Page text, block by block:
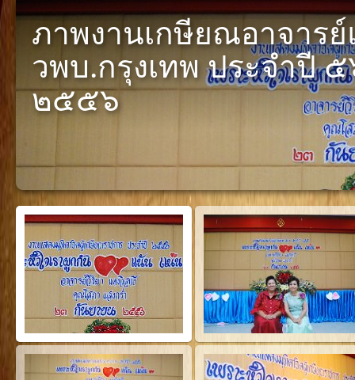
ภาพงานเกษียณอาจาร
วพบ.กรุงเทพ ประจำปี
๒๕๕๖